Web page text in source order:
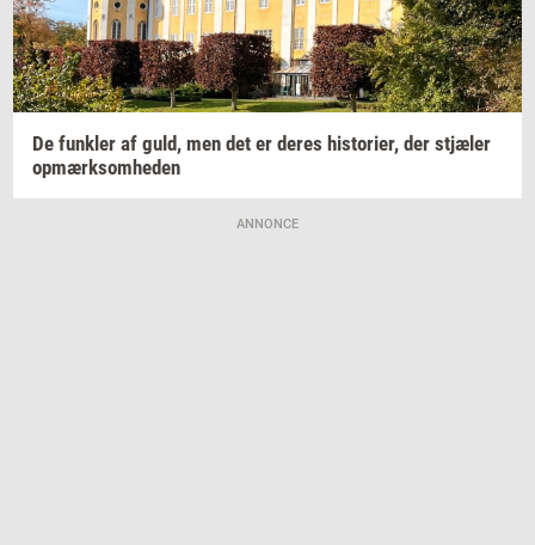
De funk­ler af guld, men det er deres hi­sto­ri­er, der stjæ­ler
op­mærk­som­he­den
ANNONCE